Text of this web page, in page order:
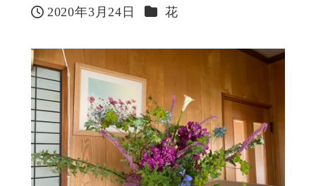
投稿日
2020年3月24日 カテゴリー
花